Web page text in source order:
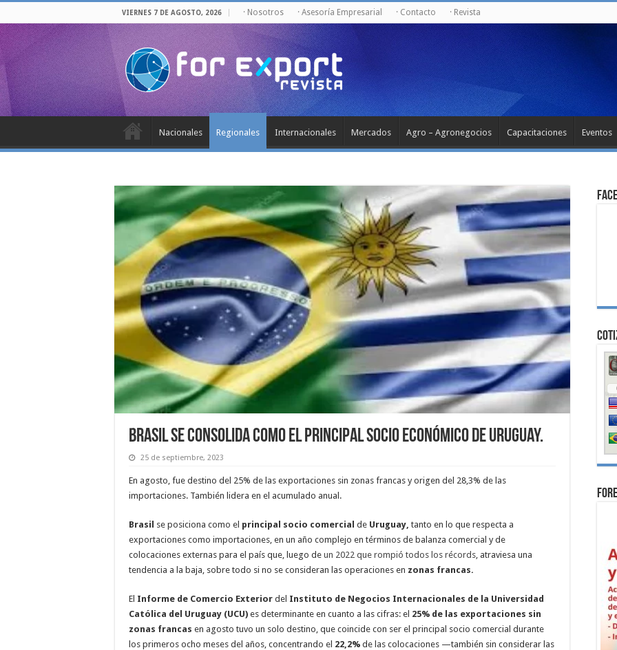
VIERNES 7 DE AGOSTO, 2026 · Nosotros · Asesoría Empresarial · Contacto · Revista
Nacionales Regionales Internacionales Mercados Agro – Agronegocios Capacitaciones Eventos
Brasil se consolida como el principal socio económico de Uruguay.
25 de septiembre, 2023
En agosto, fue destino del 25% de las exportaciones sin zonas francas y origen del 28,3% de las
importaciones. También lidera en el acumulado anual.
Brasil se posiciona como el principal socio comercial de Uruguay, tanto en lo que respecta a
exportaciones como importaciones, en un año complejo en términos de balanza comercial y de
colocaciones externas para el país que, luego de un 2022 que rompió todos los récords, atraviesa una
tendencia a la baja, sobre todo si no se consideran las operaciones en zonas francas.
El Informe de Comercio Exterior del Instituto de Negocios Internacionales de la Universidad
Católica del Uruguay (UCU) es determinante en cuanto a las cifras: el 25% de las exportaciones sin
zonas francas en agosto tuvo un solo destino, que coincide con ser el principal socio comercial durante
los primeros ocho meses del años, concentrando el 22,2% de las colocaciones —también sin considerar las